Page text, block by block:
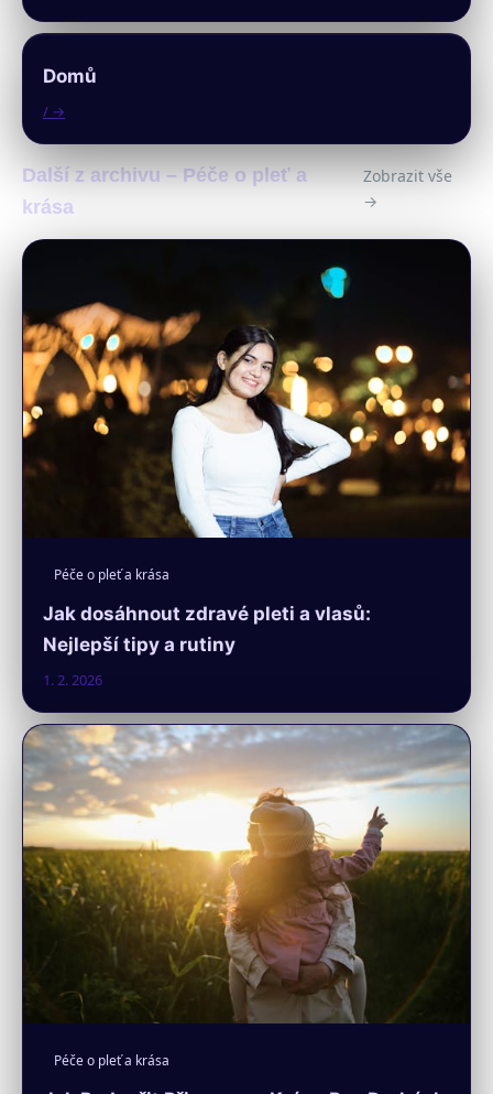
Domů
/ →
Další z archivu – Péče o pleť a
krása
Zobrazit vše
→
Péče o pleť a krása
Jak dosáhnout zdravé pleti a vlasů:
Nejlepší tipy a rutiny
1. 2. 2026
Péče o pleť a krása